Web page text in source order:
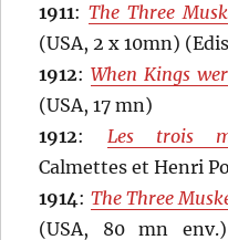
1911:The Three
(USA, 2 x 10mn)
1912:When Kings
(USA, 17 mn)
1912: Les trois
Calmettes et Henri
1914: The Three
(USA, 80 mn